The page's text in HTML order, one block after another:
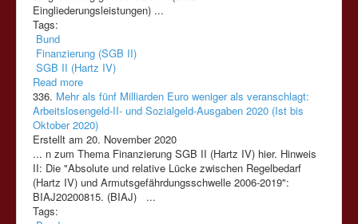
Eingliederungsleistungen) ...
Tags:
Bund
Finanzierung (SGB II)
SGB II (Hartz IV)
Read more
336. Mehr als fünf Milliarden Euro weniger als veranschlagt:
Arbeitslosengeld-II- und Sozialgeld-Ausgaben 2020 (Ist bis
Oktober 2020)
Erstellt am 20. November 2020
... n zum Thema Finanzierung SGB II (Hartz IV) hier. Hinweis
II: Die "Absolute und relative Lücke zwischen Regelbedarf
(Hartz IV) und Armutsgefährdungsschwelle 2006-2019":
BIAJ20200815. (BIAJ) ...
Tags: